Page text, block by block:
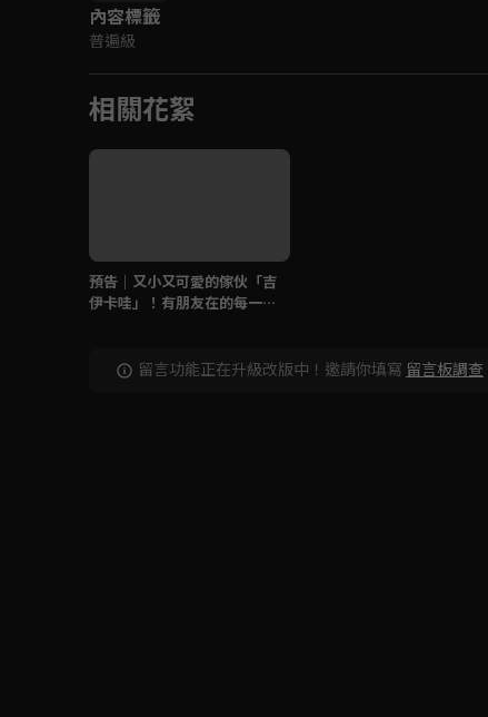
內容標籤
普遍級
相關花絮
預告｜又小又可愛的傢伙「吉
伊卡哇」！有朋友在的每一天
留言功能正在升級改版中！邀請你填寫 留言板調查